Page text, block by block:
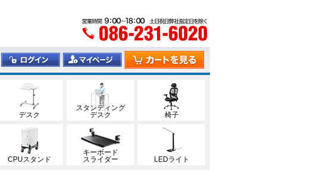
デスク
スタンディング
デスク
椅子
CPUスタンド
キーボード
スライダー
LEDライト